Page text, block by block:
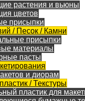
растения и вьюны
цветов
присыпки
/ Песок / Камни
присыпки
материалы
пасты
и диорам
/ Текстуры
пластик для